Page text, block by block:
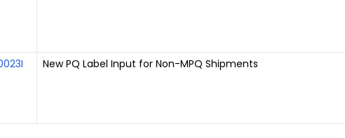
New PQ Label Input for Non-MPQ Shipments